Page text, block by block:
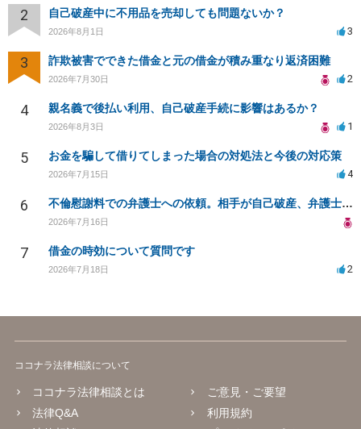
2 自己破産中に不用品を売却しても問題ないか？
2026年8月1日 3
3 詐欺被害でできた借金と元の借金が積み重なり返済困難
2026年7月30日 2
4 親名義で後払い利用、自己破産手続に影響はあるか？
2026年8月3日 1
5 お金を騙して借りてしまった場合の対処法と今後の対応策
2026年7月15日 4
6 不倫慰謝料での弁護士への依頼。相手が自己破産、弁護士との契約範囲は？
2026年7月16日
7 借金の時効について質問です
2026年7月18日 2
ココナラ法律相談について
ココナラ法律相談とは
法律Q&A
ご意見・ご要望
利用規約